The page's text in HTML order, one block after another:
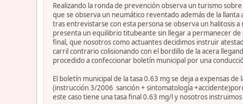
Realizando la ronda de prevención observa un turismo
que se observa un neumático reventado además de la
tras entrevistarse con esta persona se observa un halitosis
presenta un equilibrio titubeante sin llegar a permanecer
final, que nosotros como actuantes decidimos instruir
carril contrario colisionando con el bordillo de la acera
procedido a confeccionar boletín municipal por una
El boletín municipal de la tasa 0.63 mg se deja a expensas
(instrucción 3/2006 sanción + sintomatología
este caso tiene una tasa final 0.63 mg/l y nosotros